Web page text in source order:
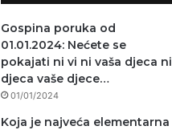
Gospina poruka od
01.01.2024: Nećete se
pokajati ni vi ni vaša djeca ni
djeca vaše djece…
01/01/2024
Koja je najveća elementarna